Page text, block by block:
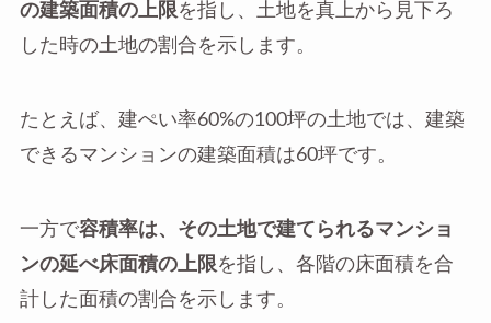
の建築面積の上限を指し、土地を真上から見下ろ
した時の土地の割合を示します。
たとえば、建ぺい率60%の100坪の土地では、建築
できるマンションの建築面積は60坪です。
一方で容積率は、その土地で建てられるマンショ
ンの延べ床面積の上限を指し、各階の床面積を合
計した面積の割合を示します。